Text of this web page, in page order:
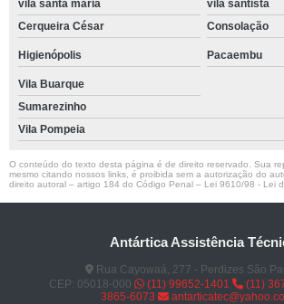
vila santa maria
vila santista
Cerqueira César
Consolação
Higienópolis Pacaembu
Vila Buarque
Sumarezinho
Vila Pompeia
O conteúdo do texto desta página é de direito reservado. Sua
mesmo citando nossos links, é proibida sem a autorização do
direito autoral – artigo 184 do Código Penal – Lei 9610/98 - Lei
Antártica Assistência
Rua Cayowaá, 277 - Perdizes São
CEP: 05018-000
(11) 99652-1401 (11)
3865-6073